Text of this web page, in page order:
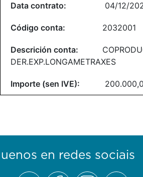
04/12/
2032001
DER.EXP.LONGAMETRAXES
en redes sociais